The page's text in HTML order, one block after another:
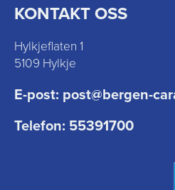
KONTAKT OSS
Hylkjeflaten 1
5109 Hylkje
E-post: post@bergen-
Telefon: 55391700